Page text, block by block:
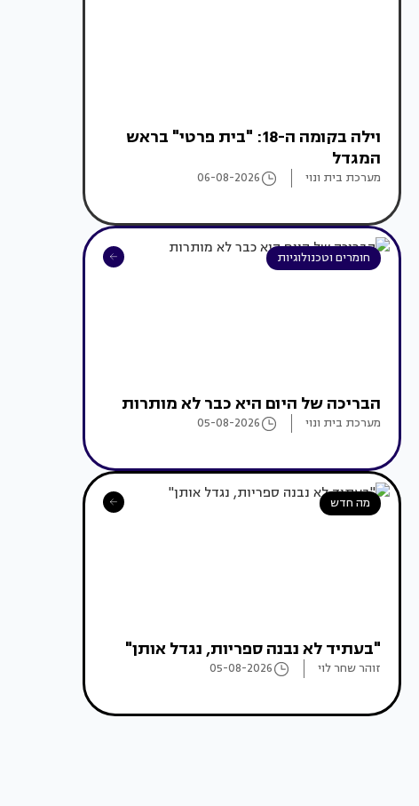
וילה בקומה ה-18: "בית פרטי" בראש
המגדל
מערכת בית ונוי 06-08-2026
חומרים וטכנולוגיות
הבריכה של היום היא כבר לא מותרות
מערכת בית ונוי 05-08-2026
מה חדש
"בעתיד לא נבנה ספריות, נגדל אותן"
זוהר שחר לוי 05-08-2026